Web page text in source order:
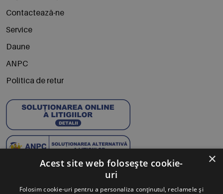
Contactează-ne
Service
Daune
ANPC
Politica de retur
Abonează-te la Newsletter
×
Acest site web folosește cookie-
uri
Folosim cookie-uri pentru a personaliza conținutul, reclamele și